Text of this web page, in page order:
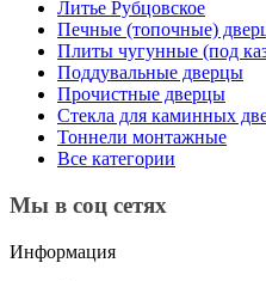
Литье Рубцовское
Печные (топочные)
Плиты чугунные (под
Поддувальные дверцы
Прочистные дверцы
Стекла для каминных
Тоннели монтажные
Все категории
Мы в соц сетях
Информация